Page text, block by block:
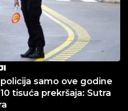
samo ove godine
tisuća prekršaja: Sutra